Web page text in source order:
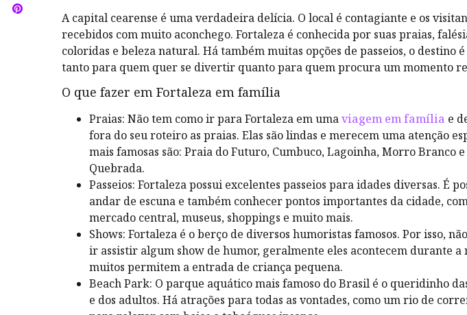
A capital cearense é uma verdadeira delícia. O local é contagiante e os
recebidos com muito aconchego. Fortaleza é conhecida por suas praias,
coloridas e beleza natural. Há também muitas opções de passeios, o destino
tanto para quem quer se divertir quanto para quem procura um momento
O que fazer em Fortaleza em família
Praias: Não tem como ir para Fortaleza em umaviagem em família e
fora do seu roteiro as praias. Elas são lindas e merecem uma atenção
mais famosas são: Praia do Futuro, Cumbuco, Lagoinha, Morro Branco e
Quebrada.
Passeios: Fortaleza possui excelentes passeios para idades diversas. É
andar de escuna e também conhecer pontos importantes da cidade,
mercado central, museus, shoppings e muito mais.
Shows: Fortaleza é o berço de diversos humoristas famosos. Por isso,
ir assistir algum show de humor, geralmente eles acontecem durante a
muitos permitem a entrada de criança pequena.
Beach Park: O parque aquático mais famoso do Brasil é o queridinho
e dos adultos. Há atrações para todas as vontades, como um rio de